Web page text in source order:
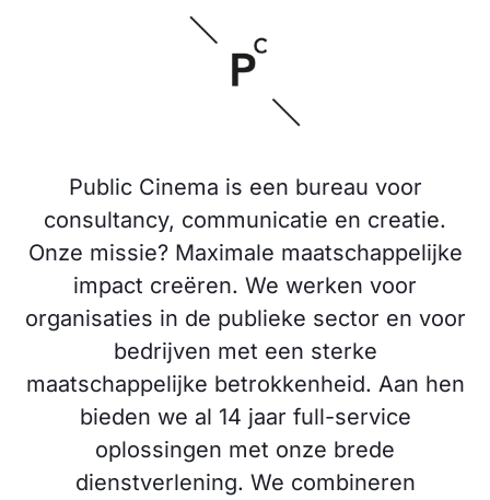
Public Cinema is een bureau voor
consultancy, communicatie en creatie.
Onze missie? Maximale maatschappelijke
impact creëren. We werken voor
organisaties in de publieke sector en voor
bedrijven met een sterke
maatschappelijke betrokkenheid. Aan hen
bieden we al 14 jaar full-service
oplossingen met onze brede
dienstverlening. We combineren